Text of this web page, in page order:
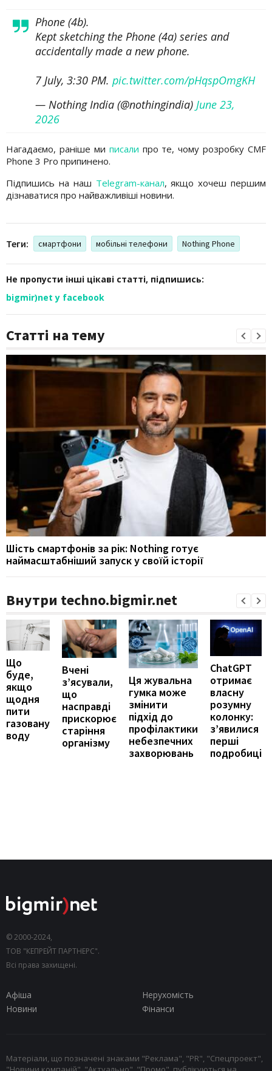
Phone (4b).
Kept sketching the Phone (4a) series and
accidentally made a new phone.
7 July, 3:30 PM. pic.twitter.com/pHqspOmgKH
— Nothing India (@nothingindia) June 23,
2026
Нагадаємо, раніше ми писали про те, чому розробку CMF
Phone 3 Pro припинено.
Підпишись на наш Telegram-канал, якщо хочеш першим
дізнаватися про найважливіші новини.
Теги: смартфони мобільні телефони Nothing Phone
Не пропусти інші цікаві статті, підпишись:
bigmir)net у facebook
Статті на тему
Шість смартфонів за рік: Nothing готує
наймасштабніший запуск у своїй історії
Внутри techno.bigmir.net
Що
буде,
якщо
щодня
пити
газовану
воду
Вчені
з’ясували,
що
насправді
прискорює
старіння
організму
Ця жувальна
гумка може
змінити
підхід до
профілактики
небезпечних
захворювань
ChatGPT
отримає
власну
розумну
колонку:
з’явилися
перші
подробиці
© 2000-2024,
ТОВ "КЕПРЕЙТ ПАРТНЕРС".
Всі права захищені.
Афіша
Нерухомість
Новини
Фінанси
Матеріали, що позначені знаками "Реклама", "PR", "Спецпроект",